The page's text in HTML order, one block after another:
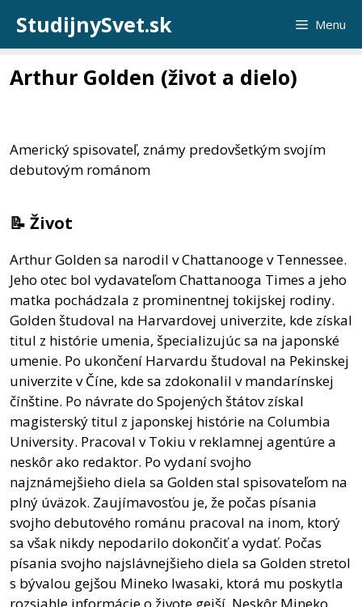
obsah
StudijnySvet.sk Menu
Arthur Golden (život a dielo)
Americký spisovateľ, známy predovšetkým svojím
debutovým románom
📝 Život
Arthur Golden sa narodil v Chattanooge v Tennessee.
Jeho otec bol vydavateľom Chattanooga Times a jeho
matka pochádzala z prominentnej tokijskej rodiny.
Golden študoval na Harvardovej univerzite, kde získal
titul z histórie umenia, špecializujúc sa na japonské
umenie. Po ukončení Harvardu študoval na Pekinskej
univerzite v Číne, kde sa zdokonalil v mandarínskej
čínštine. Po návrate do Spojených štátov získal
magisterský titul z japonskej histórie na Columbia
University. Pracoval v Tokiu v reklamnej agentúre a
neskôr ako redaktor. Po vydaní svojho
najznámejšieho diela sa Golden stal spisovateľom na
plný úväzok. Zaujímavosťou je, že počas písania
svojho debutového románu pracoval na inom, ktorý
sa však nikdy nepodarilo dokončiť a vydať. Počas
písania svojho najslávnejšieho diela sa Golden stretol
s bývalou gejšou Mineko Iwasaki, ktorá mu poskytla
rozsiahle informácie o živote gejší. Neskôr Mineko